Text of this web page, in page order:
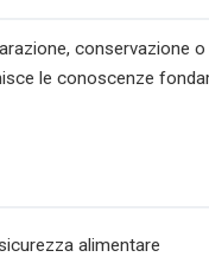
conservazione
le conoscenze
alimentare